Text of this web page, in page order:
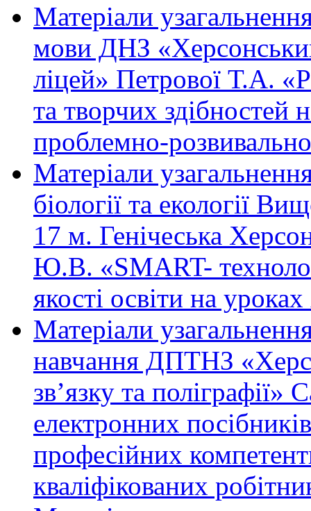
Матеріали
мови ДНЗ
ліцей» Петрової Т.А.
та творчих здібностей
проблемно-
Матеріали
біології та екології
17 м. Генічеська
Ю.В. «SMART-
якості освіти на уроках
Матеріали
навчання ДПТНЗ
зв’язку та
електронних
професійних
кваліфікованих